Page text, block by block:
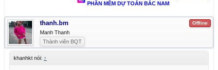
PHẦN MỀM DỰ TOÁN BẮC NAM
Offline
thanh.bm
Manh Thanh
Thành viên BQT
khanhkt nói: ↑